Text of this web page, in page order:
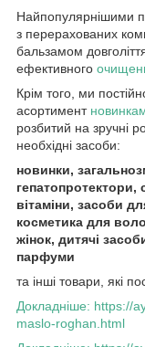
Найпопулярнішими
з перерахованих
бальзамом
ефективного
Крім того, ми
асортимент
розбитий на зручні
необхідні засоби:
новинки,
гепатопротектори,
вітаміни, засоби
косметика для
жінок, дитячі
парфуми
та інші товари, які
Докладніше: https://
maslo-roghan.html